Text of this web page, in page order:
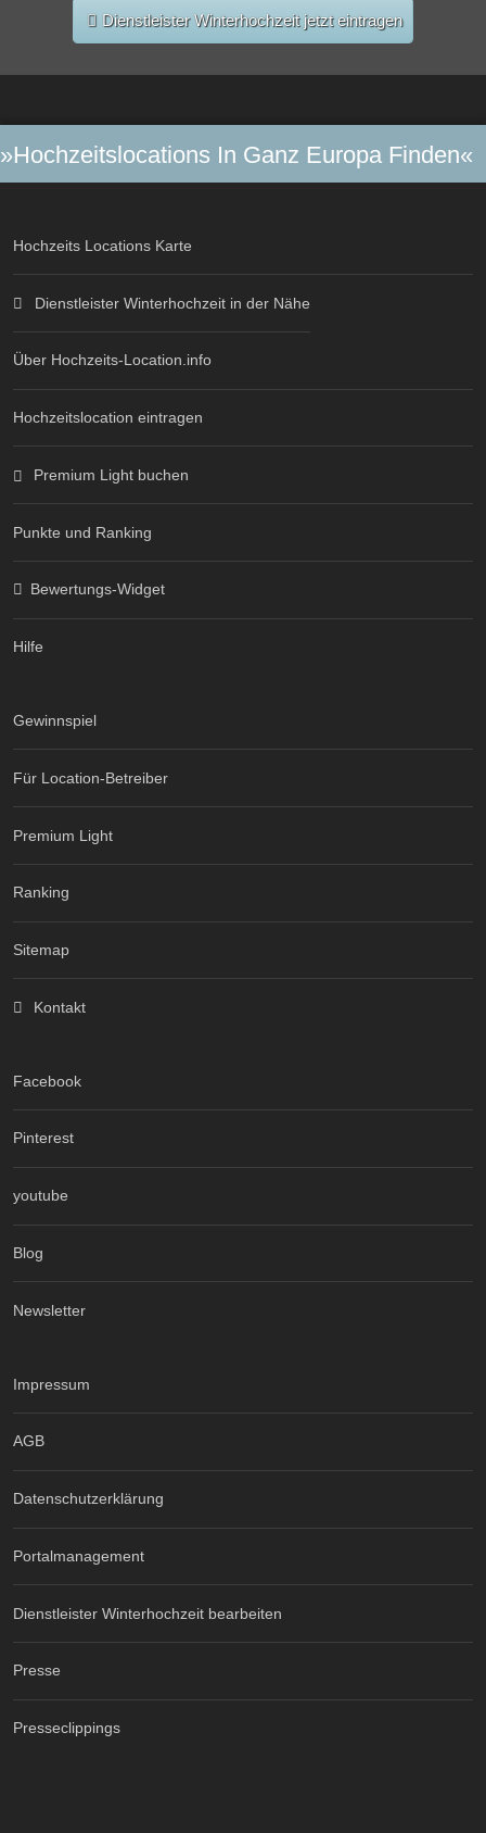
Dienstleister Winterhochzeit jetzt eintragen
»Hochzeitslocations In Ganz Europa Finden«
Hochzeits Locations Karte
Dienstleister Winterhochzeit in der Nähe
Über Hochzeits-Location.info
Hochzeitslocation eintragen
Premium Light buchen
Punkte und Ranking
Bewertungs-Widget
Hilfe
Gewinnspiel
Für Location-Betreiber
Premium Light
Ranking
Sitemap
Kontakt
Facebook
Pinterest
youtube
Blog
Newsletter
Impressum
AGB
Datenschutzerklärung
Portalmanagement
Dienstleister Winterhochzeit bearbeiten
Presse
Presseclippings